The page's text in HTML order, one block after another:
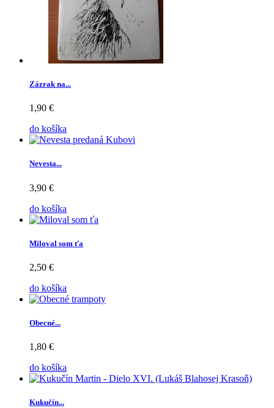
Zázrak na...
1,90 €
do košíka
Nevesta...
3,90 €
do košíka
Miloval som ťa
2,50 €
do košíka
Obecné...
1,80 €
do košíka
Kukučín...